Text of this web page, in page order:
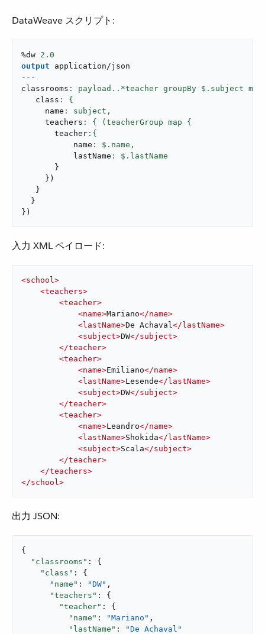
DataWeave スクリプト:
%dw 2.0
output
application/json
---
classrooms : payload..*teacher groupBy $.subject
   class
     name
: subject,
     teachers
       teacher
           name
: $.name,
           lastName
}
} )
}
}
} )
入力 XML ペイロード:
<school>
<teachers>
<teacher>
<name>Mariano</name>
<lastName>De Achaval</ lastName>
<subject>DW</subject>
</teacher>
<teacher>
<name>Emiliano</name>
<lastName>Lesende</ lastName>
<subject>DW</subject>
</teacher>
<teacher>
<name>Leandro</name>
<lastName>Shokida</ lastName>
<subject>Scala</subject>
</teacher>
</teachers>
</school>
出力 JSON:
{
"classrooms" : {
"class" : {
"name" : "DW" ,
"teachers" : {
"teacher" : {
"name" : "Mariano" ,
"lastName" :
"De Achaval"